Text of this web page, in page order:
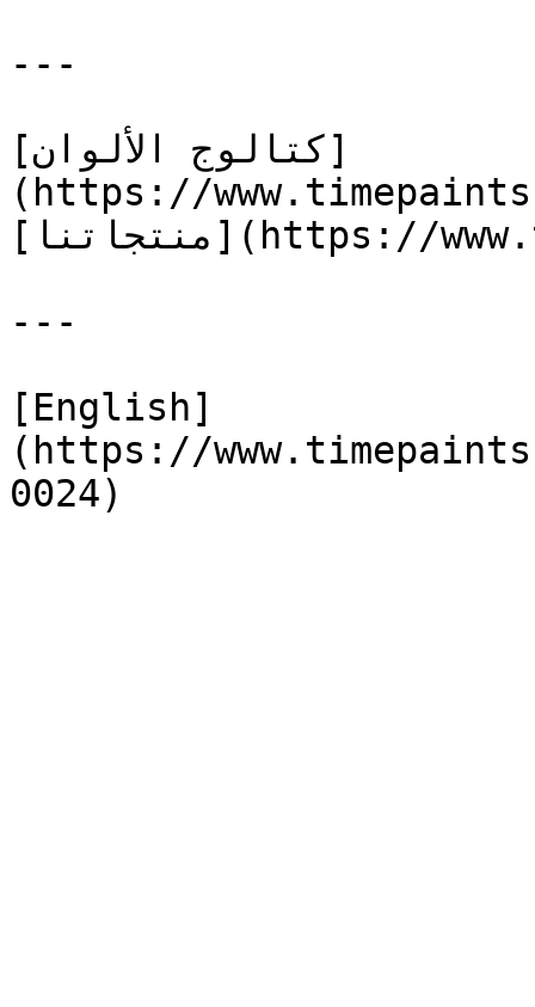
---
[كتالوج الألوان]
(https://
[منتجاتنا](https://www.timepaints.com/ar/products)
---
[English]
(https://
0024)